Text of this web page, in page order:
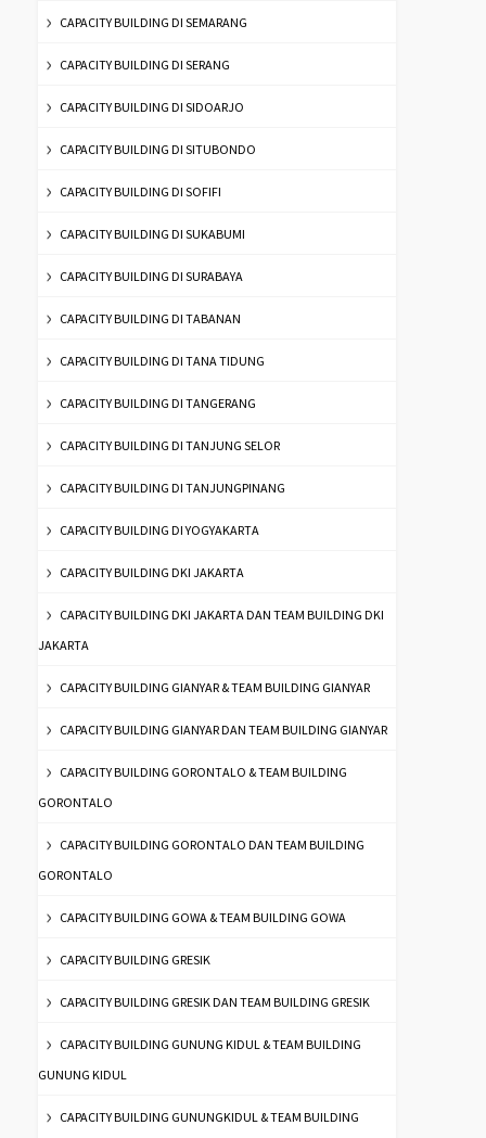
CAPACITY BUILDING DI SEMARANG
CAPACITY BUILDING DI SERANG
CAPACITY BUILDING DI SIDOARJO
CAPACITY BUILDING DI SITUBONDO
CAPACITY BUILDING DI SOFIFI
CAPACITY BUILDING DI SUKABUMI
CAPACITY BUILDING DI SURABAYA
CAPACITY BUILDING DI TABANAN
CAPACITY BUILDING DI TANA TIDUNG
CAPACITY BUILDING DI TANGERANG
CAPACITY BUILDING DI TANJUNG SELOR
CAPACITY BUILDING DI TANJUNGPINANG
CAPACITY BUILDING DI YOGYAKARTA
CAPACITY BUILDING DKI JAKARTA
CAPACITY BUILDING DKI JAKARTA DAN TEAM BUILDING DKI
JAKARTA
CAPACITY BUILDING GIANYAR & TEAM BUILDING GIANYAR
CAPACITY BUILDING GIANYAR DAN TEAM BUILDING GIANYAR
CAPACITY BUILDING GORONTALO & TEAM BUILDING
GORONTALO
CAPACITY BUILDING GORONTALO DAN TEAM BUILDING
GORONTALO
CAPACITY BUILDING GOWA & TEAM BUILDING GOWA
CAPACITY BUILDING GRESIK
CAPACITY BUILDING GRESIK DAN TEAM BUILDING GRESIK
CAPACITY BUILDING GUNUNG KIDUL & TEAM BUILDING
GUNUNG KIDUL
CAPACITY BUILDING GUNUNGKIDUL & TEAM BUILDING